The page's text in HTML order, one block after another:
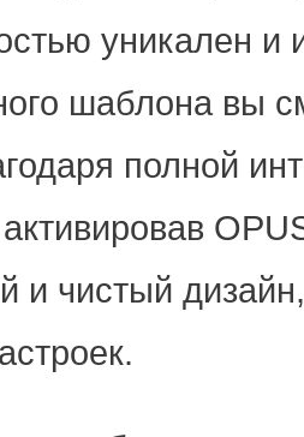
уникален и
шаблона вы
полной
и чистый